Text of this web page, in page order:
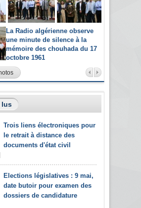
La Radio algérienne observe
une minute de silence à la
mémoire des chouhada du 17
octobre 1961
lus
Trois liens électroniques pour
le retrait à distance des
documents d'état civil
Elections législatives : 9 mai,
date butoir pour examen des
dossiers de candidature